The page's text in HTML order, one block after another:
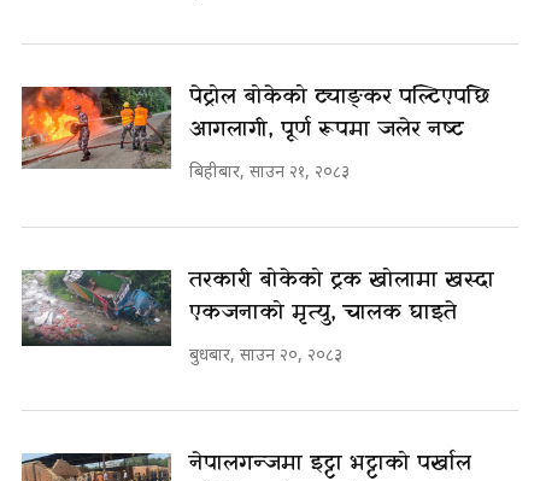
पेट्रोल बोकेको ट्याङ्कर पल्टिएपछि
आगलागी, पूर्ण रूपमा जलेर नष्ट
बिहीबार, साउन २१, २०८३
तरकारी बोकेको ट्रक खोलामा खस्दा
एकजनाको मृत्यु, चालक घाइते
बुधबार, साउन २०, २०८३
नेपालगन्जमा इट्टा भट्टाको पर्खाल